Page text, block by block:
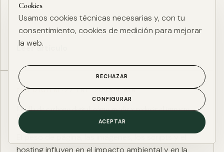
Leer artículo
ESG DIGITAL·27 ENE. 2025·4 MIN
Huella de carbono digital: cómo medir y reducir el impacto
ESG de una web
El peso de página, las imágenes, los scripts y el
hosting influyen en el impacto ambiental y en la
Cookies
Usamos cookies técnicas necesarias y, con tu
consentimiento, cookies de medición para mejorar
la web.
RECHAZAR
CONFIGURAR
ACEPTAR